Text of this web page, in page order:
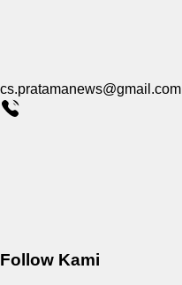
cs.pratamanews@gmail.com
Follow Kami